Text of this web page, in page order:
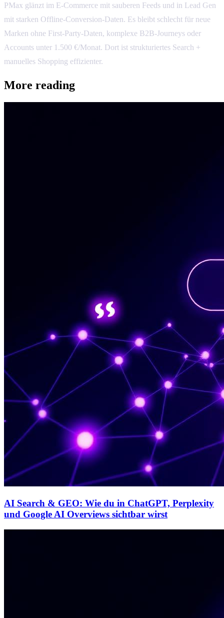
PMax glänzt im E-Commerce mit sauberen Feeds und in Lead Gen
mit starken Offline-Conversion-Daten. Es bleibt schlecht für neue
Marken ohne First-Party-Daten, komplexe B2B-Journeys oder
Accounts unter 1.500 €/Monat. Dort ist strukturiertes Search +
manuelles Shopping effizienter.
More reading
AI Search & GEO: Wie du in ChatGPT, Perplexity
und Google AI Overviews sichtbar wirst